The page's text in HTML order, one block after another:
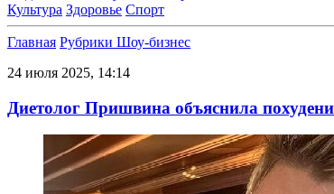
Культура Здоровье Спорт
Главная Рубрики Шоу-бизнес
24 июля 2025, 14:14
Диетолог Пришвина объяснила